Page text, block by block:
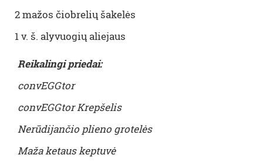
2 mažos čiobrelių šakelės
1 v. š. alyvuogių aliejaus
Reikalingi priedai:
convEGGtor
convEGGtor Krepšelis
Nerūdijančio plieno grotelės
Maža ketaus keptuvė